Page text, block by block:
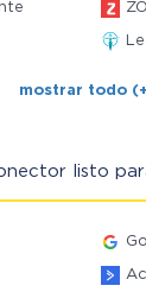
mostrar todo
listo